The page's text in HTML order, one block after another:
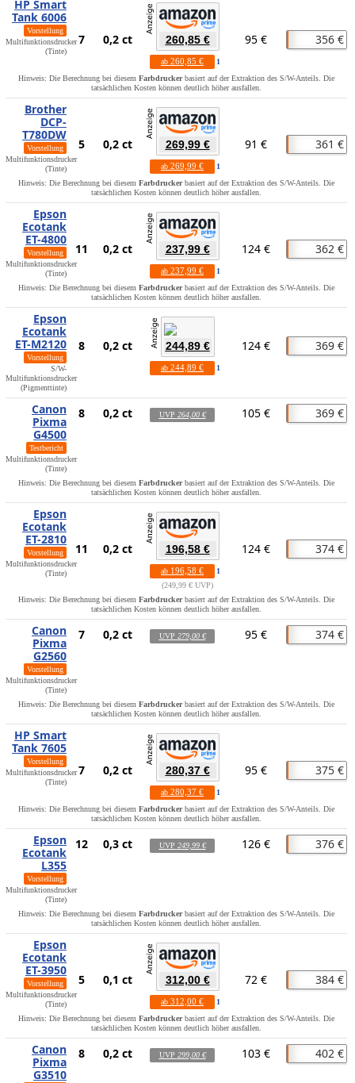
HP Smart
Tank 6006
Vorstellung
Multifunktionsdrucker
(Tinte)
7 0,2 ct 260,85 €
ab 260,85 € 1
95 € 356 €
Hinweis: Die Berechnung bei diesem Farbdruckerbasiert auf der Extraktion des S/W-Anteils. Die
tatsächlichen Kosten können deutlich höher ausfallen.
Brother
DCP-
T780DW
Vorstellung
Multifunktionsdrucker
(Tinte)
5 0,2 ct 269,99 €
ab 269,99 € 1
91 € 361 €
Hinweis: Die Berechnung bei diesem Farbdruckerbasiert auf der Extraktion des S/W-Anteils. Die
tatsächlichen Kosten können deutlich höher ausfallen.
Epson
Ecotank
ET-4800
Vorstellung
Multifunktionsdrucker
(Tinte)
11 0,2 ct 237,99 €
ab 237,99 € 1
124 € 362 €
Hinweis: Die Berechnung bei diesem Farbdruckerbasiert auf der Extraktion des S/W-Anteils. Die
tatsächlichen Kosten können deutlich höher ausfallen.
Epson
Ecotank
ET-M2120
Vorstellung
S/W-
Multifunktionsdrucker
(Pigmenttinte)
8 0,2 ct 244,89 €
ab 244,89 € 1
124 € 369 €
Canon
Pixma
G4500
Testbericht
Multifunktionsdrucker
(Tinte)
8 0,2 ct UVP 264,00 € 105 € 369 €
Hinweis: Die Berechnung bei diesem Farbdruckerbasiert auf der Extraktion des S/W-Anteils. Die
tatsächlichen Kosten können deutlich höher ausfallen.
Epson
Ecotank
ET-2810
Vorstellung
Multifunktionsdrucker
(Tinte)
11 0,2 ct 196,58 €
ab 196,58 €
1
249,99 € UVP
124 € 374 €
Hinweis: Die Berechnung bei diesem Farbdruckerbasiert auf der Extraktion des S/W-Anteils. Die
tatsächlichen Kosten können deutlich höher ausfallen.
Canon
Pixma
G2560
Vorstellung
Multifunktionsdrucker
(Tinte)
7 0,2 ct UVP 279,00 € 95 € 374 €
Hinweis: Die Berechnung bei diesem Farbdruckerbasiert auf der Extraktion des S/W-Anteils. Die
tatsächlichen Kosten können deutlich höher ausfallen.
HP Smart
Tank 7605
Vorstellung
Multifunktionsdrucker
(Tinte)
7 0,2 ct 280,37 €
ab 280,37 € 1
95 € 375 €
Hinweis: Die Berechnung bei diesem Farbdruckerbasiert auf der Extraktion des S/W-Anteils. Die
tatsächlichen Kosten können deutlich höher ausfallen.
Epson
Ecotank
L355
Vorstellung
Multifunktionsdrucker
(Tinte)
12 0,3 ct UVP 249,99 € 126 € 376 €
Hinweis: Die Berechnung bei diesem Farbdruckerbasiert auf der Extraktion des S/W-Anteils. Die
tatsächlichen Kosten können deutlich höher ausfallen.
Epson
Ecotank
ET-3950
Vorstellung
Multifunktionsdrucker
(Tinte)
5 0,1 ct 312,00 €
ab 312,00 € 1
72 € 384 €
Hinweis: Die Berechnung bei diesem Farbdruckerbasiert auf der Extraktion des S/W-Anteils. Die
tatsächlichen Kosten können deutlich höher ausfallen.
Canon
Pixma
G3510
8 0,2 ct UVP 299,00 € 103 € 402 €